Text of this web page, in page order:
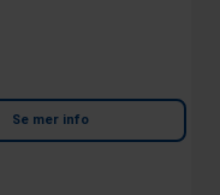
Se mer info